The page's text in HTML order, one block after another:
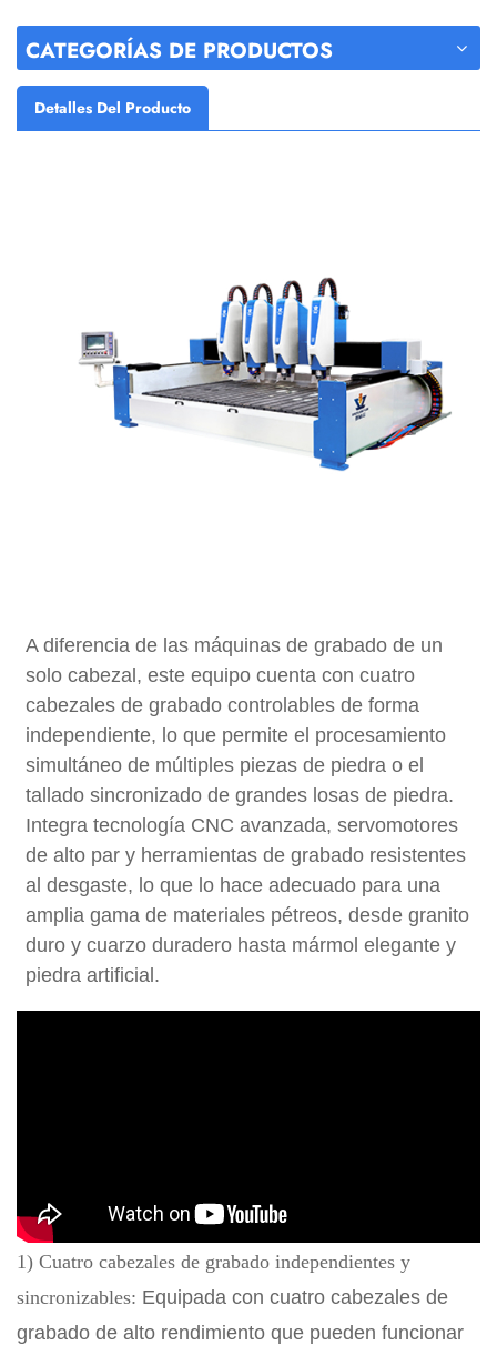
CATEGORÍAS DE PRODUCTOS
Detalles Del Producto
A diferencia de las máquinas de grabado de un
solo cabezal, este equipo cuenta con cuatro
cabezales de grabado controlables de forma
independiente, lo que permite el procesamiento
simultáneo de múltiples piezas de piedra o el
tallado sincronizado de grandes losas de piedra.
Integra tecnología CNC avanzada, servomotores
de alto par y herramientas de grabado resistentes
al desgaste, lo que lo hace adecuado para una
amplia gama de materiales pétreos, desde granito
duro y cuarzo duradero hasta mármol elegante y
piedra artificial.
1) Cuatro cabezales de grabado independientes y
sincronizables: Equipada con cuatro cabezales de
grabado de alto rendimiento que pueden funcionar